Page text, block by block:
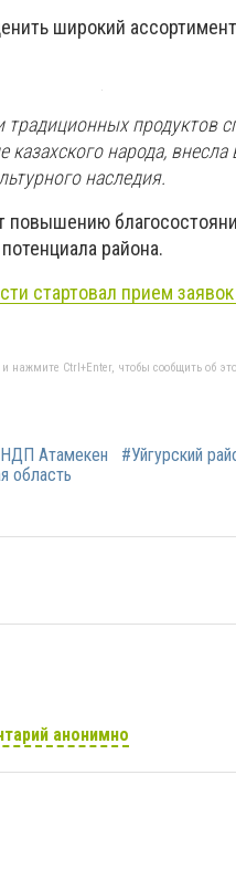
широкий
продуктов
казахского народа,
наследия.
района.
стартовал прием
Ctrl+Enter, чтобы сообщить об
Атамекен #Уйгурский
область
анонимно